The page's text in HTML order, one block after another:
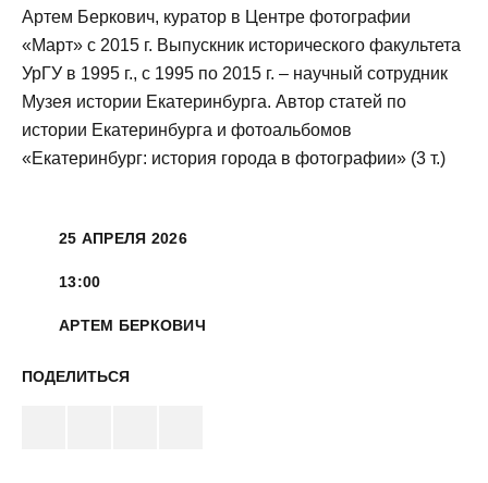
Артем Беркович, куратор в Центре фотографии
«Март» с 2015 г. Выпускник исторического факультета
УрГУ в 1995 г., с 1995 по 2015 г. – научный сотрудник
Музея истории Екатеринбурга. Автор статей по
истории Екатеринбурга и фотоальбомов
«Екатеринбург: история города в фотографии» (3 т.)
25 АПРЕЛЯ 2026
13:00
АРТЕМ БЕРКОВИЧ
ПОДЕЛИТЬСЯ